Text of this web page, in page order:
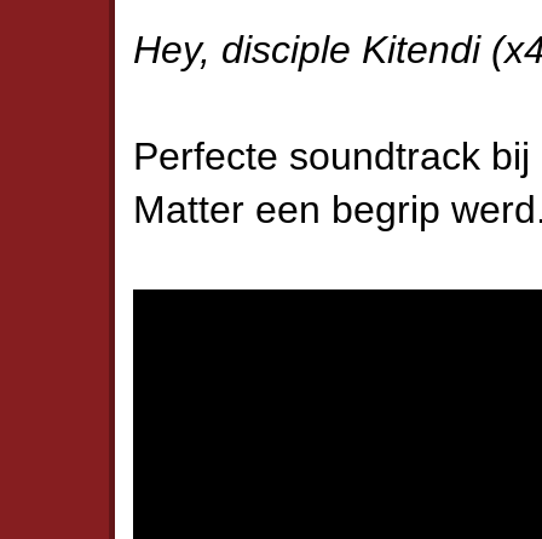
Hey, disciple Kitendi
Perfecte soundtrack
Matter een begrip